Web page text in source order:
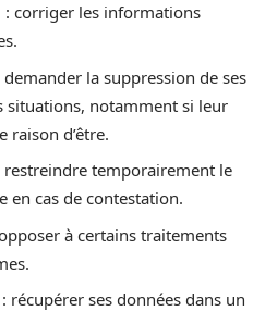
: corriger les informations
demander la suppression de ses
situations, notamment si leur
raison d’être.
restreindre temporairement le
en cas de contestation.
à certains traitements
: récupérer ses données dans un